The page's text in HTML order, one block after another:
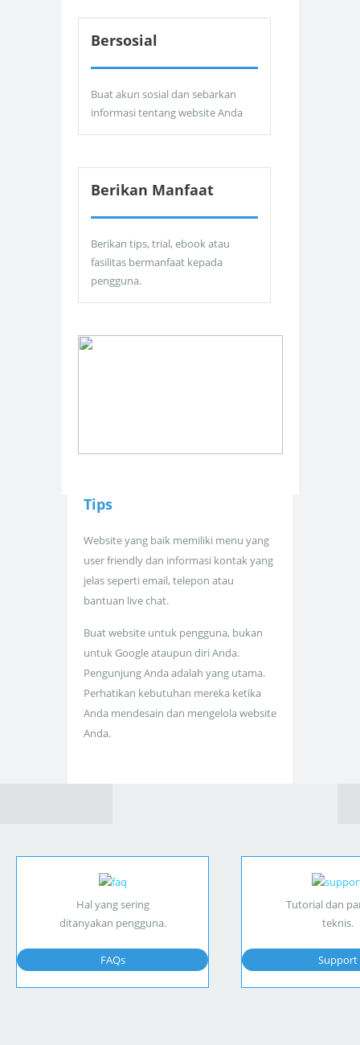
Bersosial
Buat akun sosial dan sebarkan
informasi tentang website Anda
Berikan Manfaat
Berikan tips, trial, ebook atau
fasilitas bermanfaat kepada
pengguna.
Tips
Website yang baik memiliki menu yang
user friendly dan informasi kontak yang
jelas seperti email, telepon atau
bantuan live chat.
Buat website untuk pengguna, bukan
untuk Google ataupun diri Anda.
Pengunjung Anda adalah yang utama.
Perhatikan kebutuhan mereka ketika
Anda mendesain dan mengelola website
Anda.
Hal yang sering
ditanyakan pengguna.
FAQs
Tutorial dan
teknis.
Support